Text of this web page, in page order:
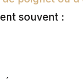
souvent :